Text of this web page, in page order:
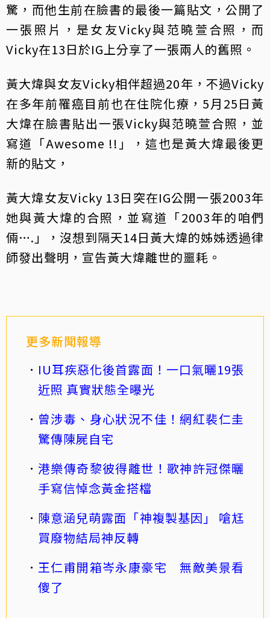
驚，而他生前在臉書的最後一篇貼文，公開了
一張照片，是女友Vicky與范曉萱合照，而
Vicky在13日於IG上分享了一張兩人的舊照。
黃大煒與女友Vicky相伴超過20年，不過Vicky
在多年前罹癌目前也在住院化療，5月25日黃
大煒在臉書貼出一張Vicky與范曉萱合照，並
寫道「Awesome !!」，這也是黃大煒最後更
新的貼文，
黃大煒女友Vicky 13日突在IG公開一張2003年
她與黃大煒的合照，並寫道「2003年的咱們
倆….」，沒想到隔天14日黃大煒的姊姊透過律
師發出聲明，宣告黃大煒離世的噩耗。
更多新聞報導
IU耳疾惡化後首露面！一口氣曬19張
近照 真實狀態全曝光
曾涉毒、身心狀況不佳！網紅裴仁圭
驚傳陳屍自宅
港樂傳奇黎彼得離世！歌神許冠傑曬
手寫信悼念黃金搭檔
陳意涵兒萌露面「神複製基因」 嗆尪
買廢物結局神反轉
王仁甫開箱岑永康豪宅 無敵美景看
傻了